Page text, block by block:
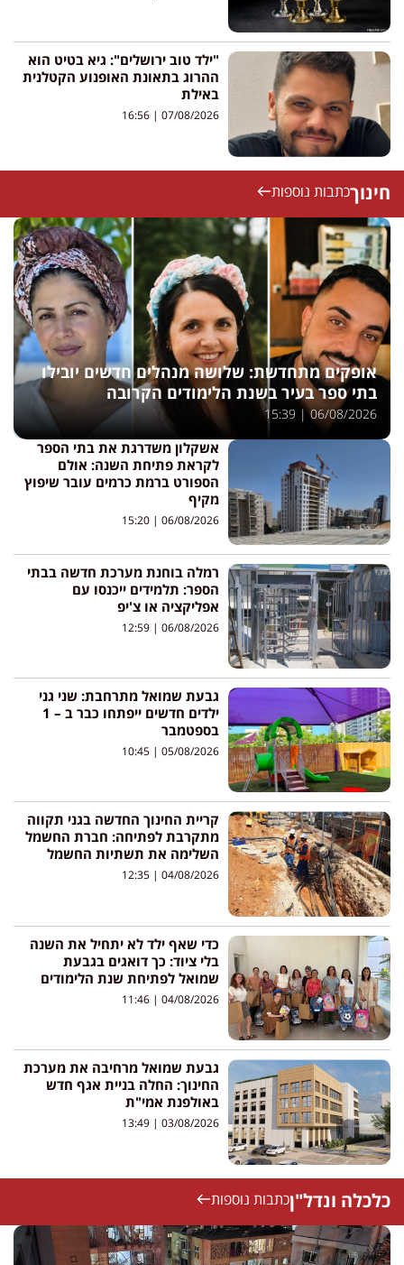
"ילד טוב ירושלים": גיא בטיט הוא
ההרוג בתאונת האופנוע הקטלנית
באילת
07/08/2026
חינוךכתבות נוספות
אופקים מתחדשת: שלושה מנהלים חדשים יובילו
בתי ספר בעיר בשנת הלימודים הקרובה
06/08/2026
אשקלון משדרגת את בתי הספר
לקראת פתיחת השנה: אולם
הספורט ברמת כרמים עובר שיפוץ
מקיף
06/08/2026
רמלה בוחנת מערכת חדשה בבתי
הספר: תלמידים ייכנסו עם
אפליקציה או צ'יפ
06/08/2026
גבעת שמואל מתרחבת: שני גני
ילדים חדשים ייפתחו כבר ב – 1
בספטמבר
05/08/2026
קריית החינוך החדשה בגני תקווה
מתקרבת לפתיחה: חברת החשמל
השלימה את תשתיות החשמל
04/08/2026
כדי שאף ילד לא יתחיל את השנה
בלי ציוד: כך דואגים בגבעת
שמואל לפתיחת שנת הלימודים
04/08/2026
גבעת שמואל מרחיבה את מערכת
החינוך: החלה בניית אגף חדש
באולפנת אמי"ת
03/08/2026
כלכלה ונדל"ןכתבות נוספות